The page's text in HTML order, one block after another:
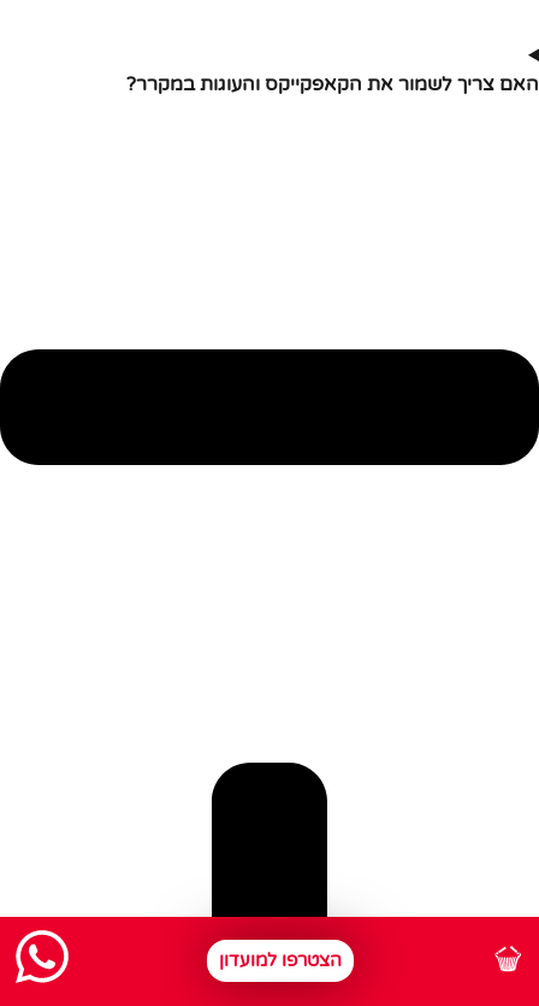
האם צריך לשמור את הקאפקייקס והעוגות במקרר?
הצטרפו למועדון